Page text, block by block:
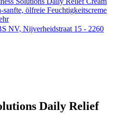
ölfreie Feuchtigkeitscreme
NV, Nijverheidstraat 15 - 2260
Daily Relief